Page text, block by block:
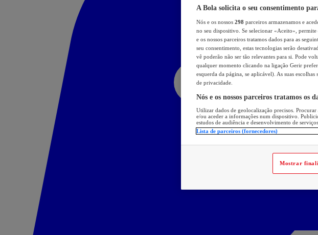
A Bola solicita o seu consentimento
Nós e os nossos 298 parceiros armazenamos e
no seu dispositivo. Se selecionar «Aceito»,
e os nossos parceiros tratamos dados para as
seu consentimento, estas tecnologias serão
vê poderão não ser tão relevantes para si. Pode
qualquer momento clicando na ligação Gerir
esquerda da página, se aplicável). As suas
de privacidade.
Nós e os nossos parceiros tratamos os
Utilizar dados de geolocalização precisos.
e/ou aceder a informações num dispositivo.
estudos de audiência e desenvolvimento de serviços.
Lista de parceiros (fornecedores)
Mostrar